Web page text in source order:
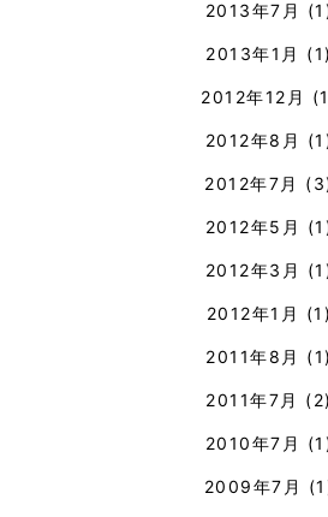
2013年7月
2013年1月 (1)
2012年12月
2012年8月
2012年7月
2012年5月
2012年3月
2012年1月 (1)
2011年8月 (1)
2011年7月 (2)
2010年7月
2009年7月